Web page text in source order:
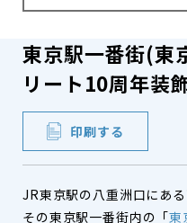
東京駅一番街(東
リート10周年装
印刷する
JR東京駅の八重洲口にあ
その東京駅一番街内の「東